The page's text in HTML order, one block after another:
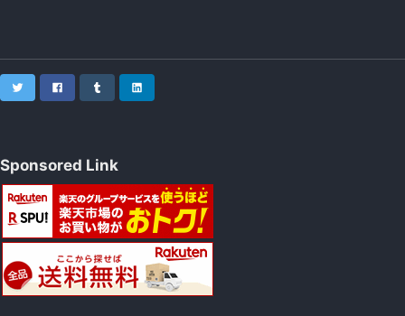
Twitter FacebookTumblr
Sponsored Link